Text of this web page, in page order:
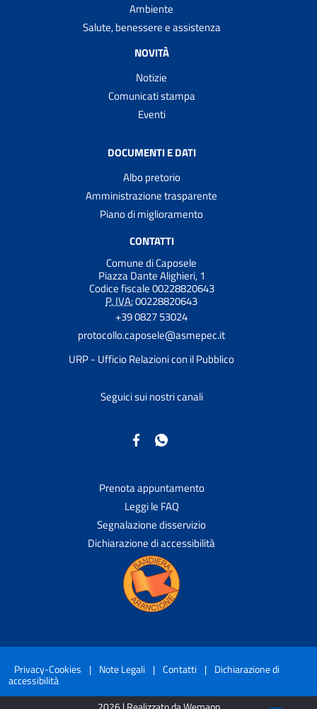
Ambiente
Salute, benessere e assistenza
NOVITÀ
Notizie
Comunicati stampa
Eventi
DOCUMENTI E DATI
Albo pretorio
Amministrazione trasparente
Piano di miglioramento
CONTATTI
Comune di Caposele
Piazza Dante Alighieri, 1
Codice fiscale 00228820643
P. IVA:00228820643
+39 0827 53024
protocollo.caposele@asmepec.it
URP - Ufficio Relazioni con il Pubblico
Seguici sui nostri canali
Prenota appuntamento
Leggi le FAQ
Segnalazione disservizio
Dichiarazione di accessibilità
Privacy-Cookies | Note Legali | Contatti | Dichiarazione di
accessibilità